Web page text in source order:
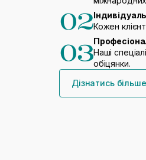
02Кожен
03Наші
обіцянки.
Дізнатись більше